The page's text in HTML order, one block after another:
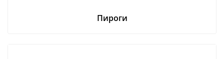
Пироги